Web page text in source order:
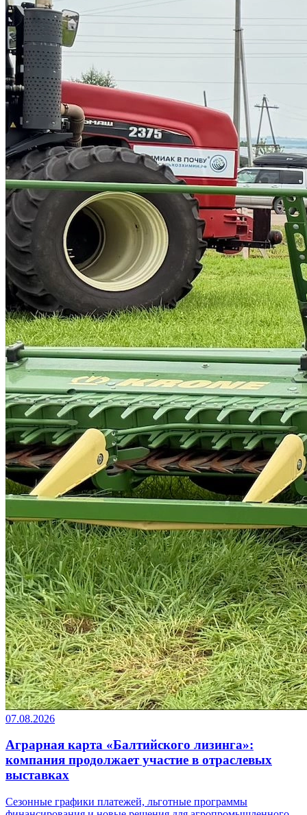
07.08.2026
Аграрная карта «Балтийского лизинга»:
компания продолжает участие в отраслевых
выставках
Сезонные графики платежей, льготные программы